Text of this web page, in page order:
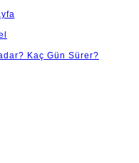
Kaç Gün Sürer?